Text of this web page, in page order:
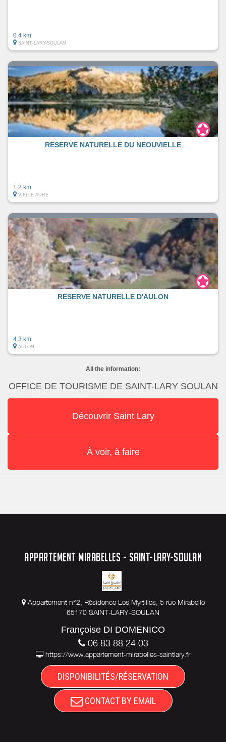
0.4 km
SAINT-LARY-SOULAN
RESERVE NATURELLE DU NEOUVIELLE
1.2 km
VIELLE-AURE
RESERVE NATURELLE D'AULON
4.3 km
AULON
All the information:
OFFICE DE TOURISME DE SAINT-LARY SOULAN
Découvrir Saint Lary
À voir, à faire
APPARTEMENT MIRABELLES - SAINT-LARY-SOULAN
Appartement n°2, Résidence Les Myrtilles, 5 rue Mirabelle
65170 SAINT-LARY-SOULAN
Françoise DI DOMENICO
06 83 88 24 03
https://www.appartement-mirabelles-saintlary.fr
DISPONIBILITÉS/RÉSERVATION
CONTACT BY EMAIL